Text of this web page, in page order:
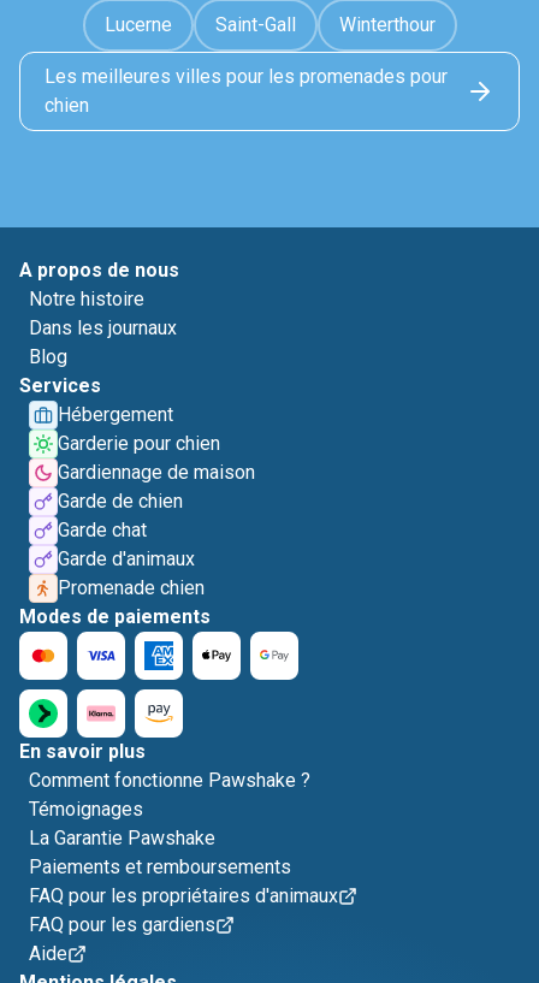
Lucerne Saint-Gall Winterthour
Les meilleures villes pour les promenades pour
chien
A propos de nous
Notre histoire
Dans les journaux
Blog
Services
Hébergement
Garderie pour chien
Gardiennage de maison
Garde de chien
Garde chat
Garde d'animaux
Promenade chien
Modes de paiements
En savoir plus
Comment fonctionne Pawshake ?
Témoignages
La Garantie Pawshake
Paiements et remboursements
FAQ pour les propriétaires d'animaux
FAQ pour les gardiens
Aide